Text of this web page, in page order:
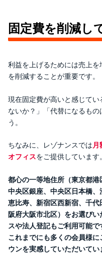
固定費を削減し
利益を上げるためには売上
を削減することが重要です。
現在固定費が高いと感じて
ないか？」「代替になるも
う。
ちなみに、レゾナンスでは
オフィスをご提供しています。
都心の一等地住所（東京都港
中央区銀座、中央区日本橋
恵比寿、新宿区西新宿、千
阪府大阪市北区）をお選び
スや法人登記もご利用可能で
これまでにも多くの会員様
ウンを実感していただいてい